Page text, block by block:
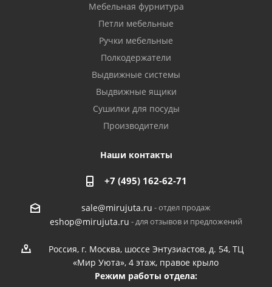
Мебельная фурнитура
Петли мебельные
Ручки мебельные
Полкодержатели
Выдвижные системы
Выдвижные ящики
Сушилки для посуды
Производители
Наши контакты
+7 (495) 162-62-71
sale@mirujuta.ru - отдел продаж
eshop@mirujuta.ru - для отзывов и предложений
Россия, г. Москва, шоссе Энтузиастов, д. 54, ТЦ
«Мир Уюта», 4 этаж, правое крыло
Режим работы отдела: